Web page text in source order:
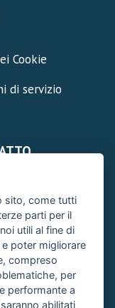
Cookie
di servizio
Ticket
sito, come tutti
parti per il
utili al fine di
poter migliorare
compreso
per
performante a
abilitati